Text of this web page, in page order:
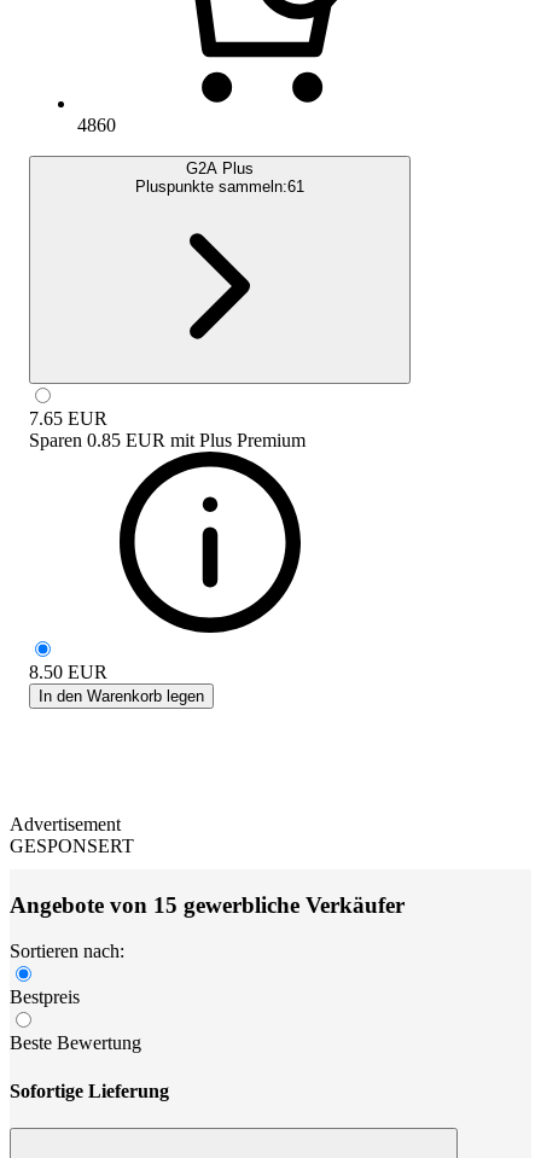
4860
G2A Plus
Pluspunkte sammeln:61
7.65 EUR
Sparen 0.85 EUR mit Plus Premium
8.50 EUR
In den Warenkorb legen
Advertisement
GESPONSERT
Angebote von 15 gewerbliche Verkäufer
Sortieren nach:
Bestpreis
Beste Bewertung
Sofortige Lieferung